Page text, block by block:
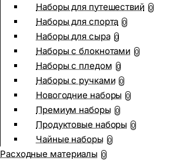
Наборы для путешествий 0
Наборы для спорта 0
Наборы для сыра 0
Наборы с блокнотами 0
Наборы с пледом 0
Наборы с ручками 0
Новогодние наборы 0
Премиум наборы 0
Продуктовые наборы 0
Чайные наборы 0
Расходные материалы 0